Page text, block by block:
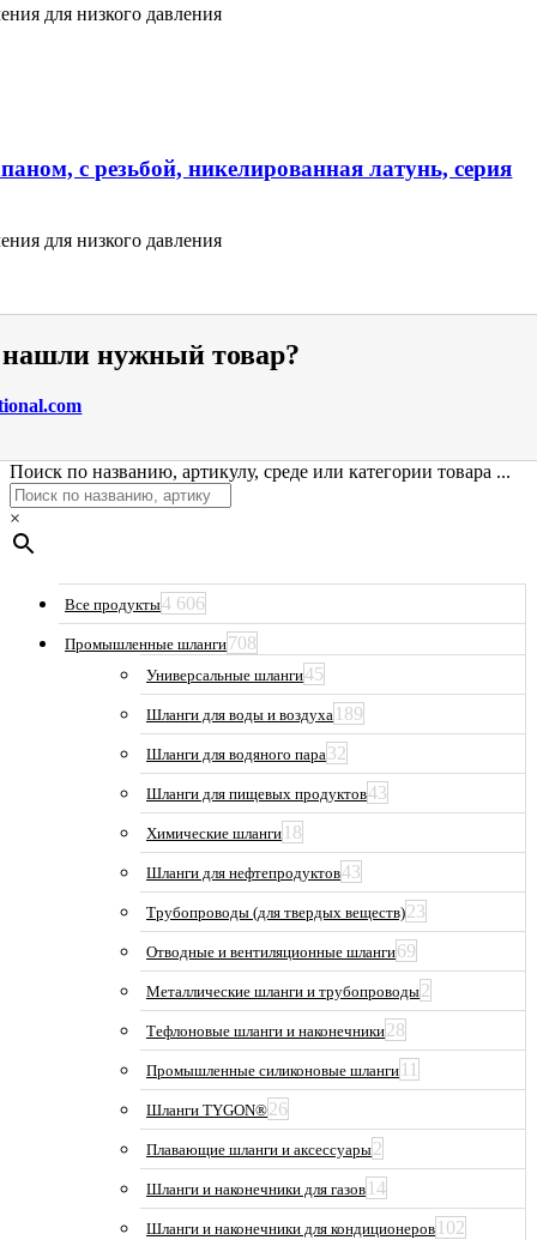
для низкого давления
с резьбой, никелированная латунь, серия
для низкого давления
нужный товар?
Поиск по названию, артикулу, среде или категории товара ...
×
Все продукты4 606
Промышленные шланги708
Универсальные шланги45
Шланги для воды и воздуха 189
Шланги для водяного пара32
Шланги для пищевых продуктов43
Химические шланги 18
Шланги для нефтепродуктов43
Трубопроводы (для твердых веществ)23
Отводные и вентиляционные шланги69
Металлические шланги и трубопроводы2
Тефлоновые шланги и наконечники28
Промышленные силиконовые шланги 11
Шланги TYGON®26
Плавающие шланги и аксессуары2
Шланги и наконечники для газов 14
Шланги и наконечники для кондиционеров 102